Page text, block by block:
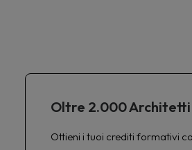
Oltre 2.000
Ottieni i tuoi crediti formativi